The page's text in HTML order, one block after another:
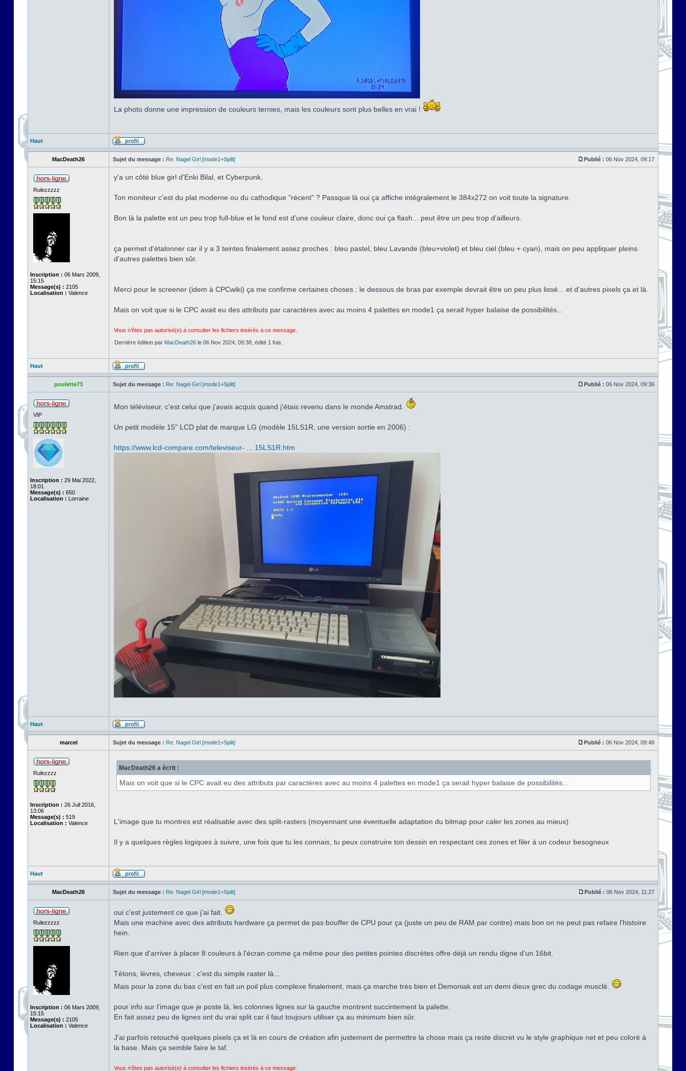
La photo donne une impression de couleurs ternies, mais les couleurs sont plus belles en vrai !
Haut
MacDeath26 Sujet du message : Re: Nagel Girl [mode1+Split] Publié : 06 Nov 2024, 09:17
Rulezzzzz
Inscription : 06 Mars 2009,
15:15
Message(s) : 2105
Localisation : Valence
y'a un côté blue girl d'Enki Bilal, et Cyberpunk.
Ton moniteur c'est du plat moderne ou du cathodique "récent" ? Passque là oui ça affiche intégralement le 384x272 on voit toute la signature.
Bon là la palette est un peu trop full-blue et le fond est d'une couleur claire, donc oui ça flash... peut être un peu trop d'ailleurs.
ça permet d'étalonner car il y a 3 teintes finalement assez proches : bleu pastel, bleu Lavande (bleu+violet) et bleu ciel (bleu + cyan), mais on peu appliquer pleins
d'autres palettes bien sûr.
Merci pour le screener (idem à CPCwiki) ça me confirme certaines choses : le dessous de bras par exemple devrait être un peu plus lissé... et d'autres pixels ça et là.
Mais on voit que si le CPC avait eu des attributs par caractères avec au moins 4 palettes en mode1 ça serait hyper balaise de possibilités...
Vous n’êtes pas autorisé(e) à consulter les fichiers insérés à ce message.
Dernière édition par MacDeath26 le 06 Nov 2024, 09:38, édité 1 fois.
Haut
poulette73 Sujet du message : Re: Nagel Girl [mode1+Split] Publié : 06 Nov 2024, 09:36
VIP
Inscription : 29 Mai 2022,
18:01
Message(s) : 650
Localisation : Lorraine
Mon téléviseur, c'est celui que j'avais acquis quand j'étais revenu dans le monde Amstrad.
Un petit modèle 15" LCD plat de marque LG (modèle 15LS1R, une version sortie en 2006) :
https://www.lcd-compare.com/televiseur- ... 15LS1R.htm
Haut
marcel Sujet du message : Re: Nagel Girl [mode1+Split] Publié : 06 Nov 2024, 09:48
Rulezzzz
Inscription : 26 Juil 2016,
13:06
Message(s) : 519
Localisation : Valence
MacDeath26 a écrit :
Mais on voit que si le CPC avait eu des attributs par caractères avec au moins 4 palettes en mode1 ça serait hyper balaise de possibilités...
L'image que tu montres est réalisable avec des split-rasters (moyennant une éventuelle adaptation du bitmap pour caler les zones au mieux)
Il y a quelques règles logiques à suivre, une fois que tu les connais, tu peux construire ton dessin en respectant ces zones et filer à un codeur besogneux
Haut
MacDeath26 Sujet du message : Re: Nagel Girl [mode1+Split] Publié : 06 Nov 2024, 11:27
Rulezzzzz
Inscription : 06 Mars 2009,
15:15
Message(s) : 2105
Localisation : Valence
oui c'est justement ce que j'ai fait.
Mais une machine avec des attributs hardware ça permet de pas bouffer de CPU pour ça (juste un peu de RAM par contre) mais bon on ne peut pas refaire l'histoire
hein.
Rien que d'arriver à placer 8 couleurs à l'écran comme ça même pour des petites pointes discrètes offre déjà un rendu digne d'un 16bit.
Tétons, lèvres, cheveux : c'est du simple raster là...
Mais pour la zone du bas c'est en fait un poil plus complexe finalement, mais ça marche très bien et Demoniak est un demi dieux grec du codage musclé.
pour info sur l'image que je poste là, les colonnes lignes sur la gauche montrent succintement la palette.
En fait assez peu de lignes ont du vrai split car il faut toujours utiliser ça au minimum bien sûr.
J'ai parfois retouché quelques pixels ça et là en cours de création afin justement de permettre la chose mais ça reste discret vu le style graphique net et peu coloré à
la base. Mais ça semble faire le taf.
Vous n’êtes pas autorisé(e) à consulter les fichiers insérés à ce message.